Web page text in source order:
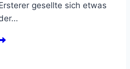
gesellte sich etwas